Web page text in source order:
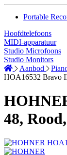
Portable
Hoofdtelefoons
MIDI-apparatuur
Studio Microfoons
Studio Monitors
Aanbod
HOA16532 Bravo
48,